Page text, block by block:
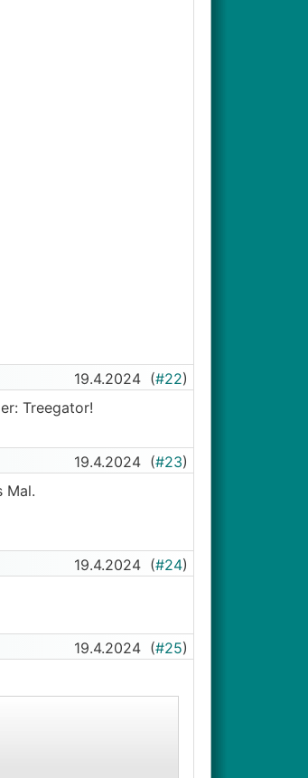
19.4.2024 (#22)
Treegator!
19.4.2024 (#23)
Mal.
19.4.2024 (#24)
19.4.2024 (#25)